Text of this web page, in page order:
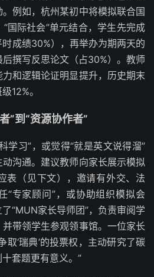
例如，杭州某初中将模拟联合国
国际社会”单元结合，学生先完成
成绩30%），再举办为期两天的
撰写反思论文（占30%）。教师
和逻辑论证明显提升，历史期末
12%。
”到“资源协作者”
学习”，或觉得“就是英文说得溜”
沟通。建议教师向家长展示模拟
表（见下文），邀请有外交、法
“专家顾问”，或协助组织模拟会
“MUN家长导师团”，负责审阅学
带领学生参观领事馆。一位家长
取‘瑞典’的投票权，主动研究了碳
套题更有意义。”